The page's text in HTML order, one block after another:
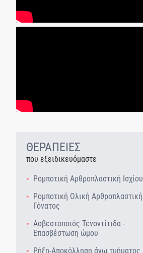
ΘΕΡΑΠΕΙΕΣ
που εξειδικευόμαστε
Ρομποτική Αρθροπλαστική Ισχίου
Ρομποτική Ολική Αρθροπλαστική
Γόνατος
Ασβεστοποιός Τενοντίτιδα -
Επασβέστωση ώμου
Ρήξη-Αποκόλληση άνω τμήματος